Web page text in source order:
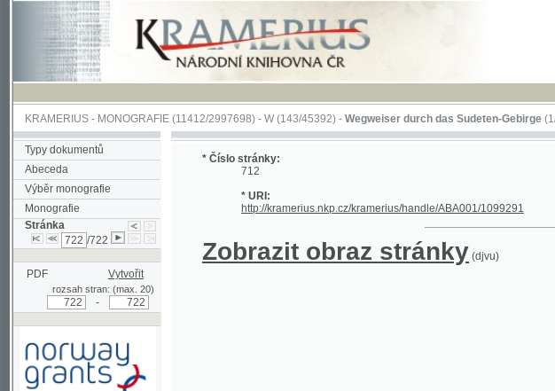
KRAMERIUS-MONOGRAFIE(11412/2997698) -W (143/45392)-Wegweiser durch das Sudeten-Gebirge(1/722)
Typy dokumentů
Abeceda
Výběr monografie
Monografie
Stránka
/722
PDF Vytvořit
rozsah stran: (max. 20)
Podpořeno grantem z Norska
* Číslo stránky:
712
* URI:
http://kramerius.nkp.cz/kramerius/handle/ABA001/1099291
Zobrazit obraz stránky